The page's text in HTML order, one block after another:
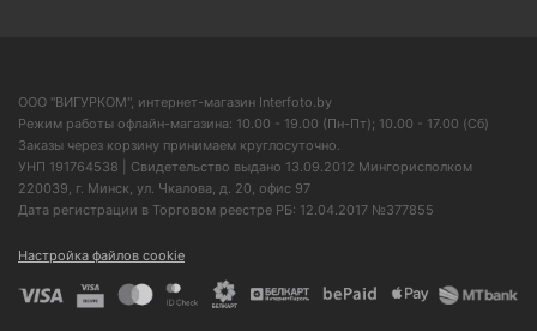
ООО "ВИГУРКОМ", интернет-магазин Interfoto.by
Режим работы офлайн-магазина: 10.00 - 19.00 (Пн-Пт); 10.00 - 17.00 (Сб)
Заказы через корзину принимаем круглосуточно.
УНП 191764538 | Свидетельство выдано 13.09.2012 Мингорисполком
220039, г. Минск, ул. Чкалова, д. 20, офис 97
Дата регистрации в Торговом реестре РБ: 12.04.2017 №377855
Настройка файлов cookie